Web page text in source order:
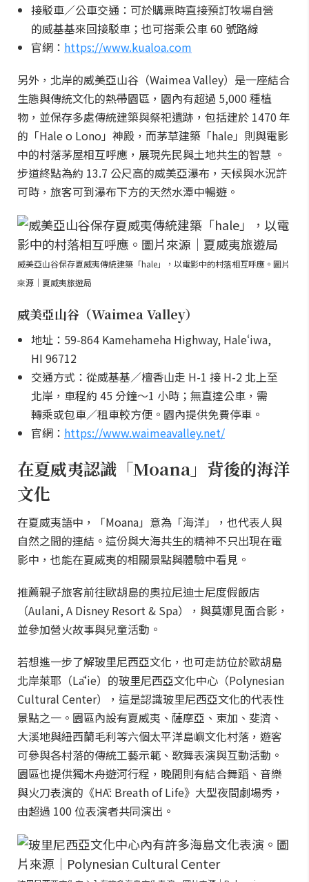
接駁車／公車交通：可於購票時直接預訂牧場自營
的威基基來回接駁車；也可搭乘公車 60 號路線
官網： https://www.kualoa.com
另外，北岸的威美亞山谷（Waimea Valley）是一座結合
生態與傳統文化的熱帶園區，園內有超過 5,000 種植
物，並保存多處傳統建築與祭祀遺跡，包括建於 1470 年
的「Hale o Lono」神殿，而茅草建築「hale」則與電影
中的村落茅屋相互呼應，展現先民與土地共生的智慧 。
步道終點為約 13.7 公尺高的威美亞瀑布，天候與水況許
可時，旅客可到瀑布下方的天然水潭中暢遊。
威美亞山谷保存夏威夷傳統建築「hale」，以電影中的村落相互呼應。圖片
來源｜夏威夷旅遊局
威美亞山谷（Waimea Valley）
地址：59-864 Kamehameha Highway, Haleʻiwa,
HI 96712
交通方式：從威基基／檀香山走 H-1 接 H-2 北上至
北岸，車程約 45 分鐘～1 小時；無直達公車，需
轉乘或包車／租車較方便。園內提供免費停車。
官網： https://www.waimeavalley.net/
在夏威夷認識「Moana」背後的海洋
文化
在夏威夷語中，「Moana」意為「海洋」，也代表人與
自然之間的連結。這份與大海共生的精神不只出現在電
影中，也能在夏威夷的相關景點與體驗中看見。
推薦親子旅客前往歐胡島的奧拉尼迪士尼度假飯店
（Aulani, A Disney Resort & Spa），與莫娜見面合影，
並參加營火故事與兒童活動。
若想進一步了解玻里尼西亞文化，也可走訪位於歐胡島
北岸萊耶（Lāʻie）的玻里尼西亞文化中心（Polynesian
Cultural Center），這是認識玻里尼西亞文化的代表性
景點之一。園區內設有夏威夷、薩摩亞、東加、斐濟、
大溪地與紐西蘭毛利等六個太平洋島嶼文化村落，遊客
可參與各村落的傳統工藝示範、歌舞表演與互動活動。
園區也提供獨木舟遊河行程，晚間則有結合舞蹈、音樂
與火刀表演的《HĀ: Breath of Life》大型夜間劇場秀，
由超過 100 位表演者共同演出。